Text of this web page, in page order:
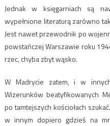
Jednak w księgarniach są
wypełnione literaturą zarówno
Jest nawet przewodnik po
powstańczej Warszawie roku
rzec, chyba zbyt wąsko.
W Madrycie zatem, i w
Wizerunków beatyfikowanych
po tamtejszych kościołach
w innym dopiero gdzieś na